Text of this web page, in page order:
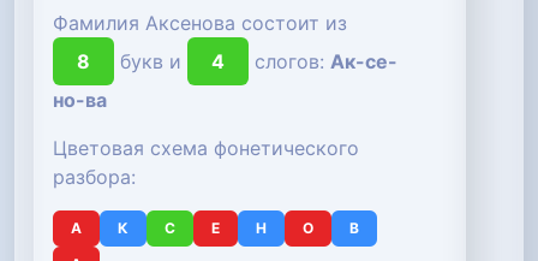
Фамилия Аксенова состоит из
8
букв и 4 слогов: Ак-се-
но-ва
Цветовая схема фонетического
разбора:
А К С Е Н О
В